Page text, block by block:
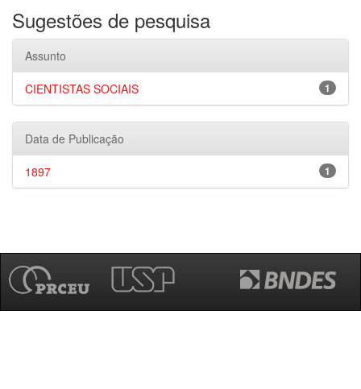
Sugestões de pesquisa
Assunto
1
CIENTISTAS SOCIAIS
Data de Publicação
1
1897